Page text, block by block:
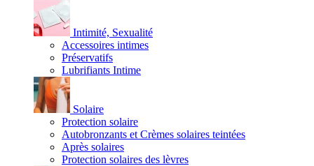
Intimité, Sexualité
Accessoires intimes
Préservatifs
Lubrifiants Intime
Solaire
Protection solaire
Autobronzants et Crèmes solaires teintées
Après solaires
Protection solaires des lèvres